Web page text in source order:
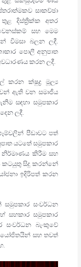
සාකච්ඡා
දිස්ත්‍රික්ක අතර
සහ මෙම
විමසා බලන ලදී.
පොලී අනුපාත
කරන ලදී.
කරන ක්ෂුද්‍ර මූල්‍ය
ඇති වන සමාජීය
සඳහා සමුපකාර
ලදී.
පීඩාවට පත්
යටතේ සමුපකාර
නිර්මාණය කිරීම සහ
කටයුතු සිදු කරන්නේ
ඉදිරිපත් කරන
සංවර්ධන
සහකාර සමුපකාර
බැංකුවේ
සහ තවත්